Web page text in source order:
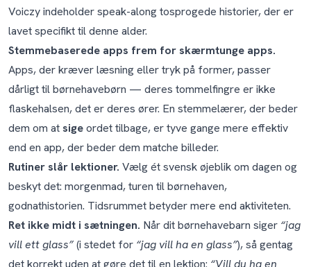
Voiczy indeholder speak-along tosprogede historier, der er
lavet specifikt til denne alder.
Stemmebaserede apps frem for skærmtunge apps.
Apps, der kræver læsning eller tryk på former, passer
dårligt til børnehavebørn — deres tommelfingre er ikke
flaskehalsen, det er deres ører. En stemmelærer, der beder
dem om atsigeordet tilbage, er tyve gange mere effektiv
end en app, der beder dem matche billeder.
Rutiner slår lektioner. Vælg ét svensk øjeblik om dagen og
beskyt det: morgenmad, turen til børnehaven,
godnathistorien. Tidsrummet betyder mere end aktiviteten.
Ret ikke midt i sætningen. Når dit børnehavebarn siger “jag
vill ett glass”(i stedet for “jag vill ha en glass”), så gentag
det korrekt uden at gøre det til en lektion: “Vill du ha en